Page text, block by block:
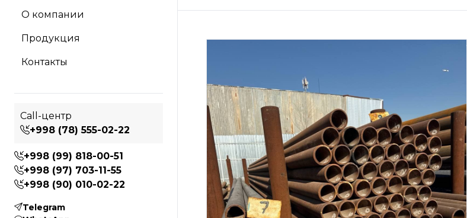
О компании
Продукция
Контакты
Call-центр
+998 (78) 555-02-22
+998 (99) 818-00-51
+998 (97) 703-11-55
+998 (90) 010-02-22
Telegram